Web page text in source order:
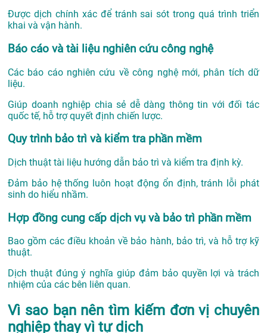
Được dịch chính xác để tránh sai sót trong quá trình triển
khai và vận hành.
Báo cáo và tài liệu nghiên cứu công nghệ
Các báo cáo nghiên cứu về công nghệ mới, phân tích dữ
liệu.
Giúp doanh nghiệp chia sẻ dễ dàng thông tin với đối tác
quốc tế, hỗ trợ quyết định chiến lược.
Quy trình bảo trì và kiểm tra phần mềm
Dịch thuật tài liệu hướng dẫn bảo trì và kiểm tra định kỳ.
Đảm bảo hệ thống luôn hoạt động ổn định, tránh lỗi phát
sinh do hiểu nhầm.
Hợp đồng cung cấp dịch vụ và bảo trì phần mềm
Bao gồm các điều khoản về bảo hành, bảo trì, và hỗ trợ kỹ
thuật.
Dịch thuật đúng ý nghĩa giúp đảm bảo quyền lợi và trách
nhiệm của các bên liên quan.
Vì sao bạn nên tìm kiếm đơn vị chuyên
nghiệp thay vì tự dịch